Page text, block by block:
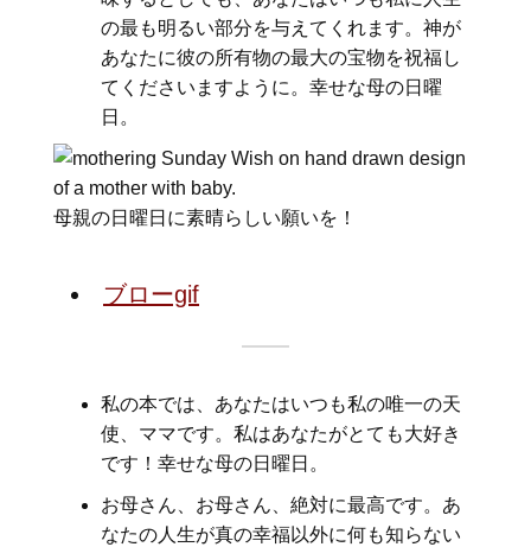
の最も明るい部分を与えてくれます。神が
あなたに彼の所有物の最大の宝物を祝福し
てくださいますように。幸せな母の日曜
日。
母親の日曜日に素晴らしい願いを！
ブローgif
私の本では、あなたはいつも私の唯一の天
使、ママです。私はあなたがとても大好き
です！幸せな母の日曜日。
お母さん、お母さん、絶対に最高です。あ
なたの人生が真の幸福以外に何も知らない